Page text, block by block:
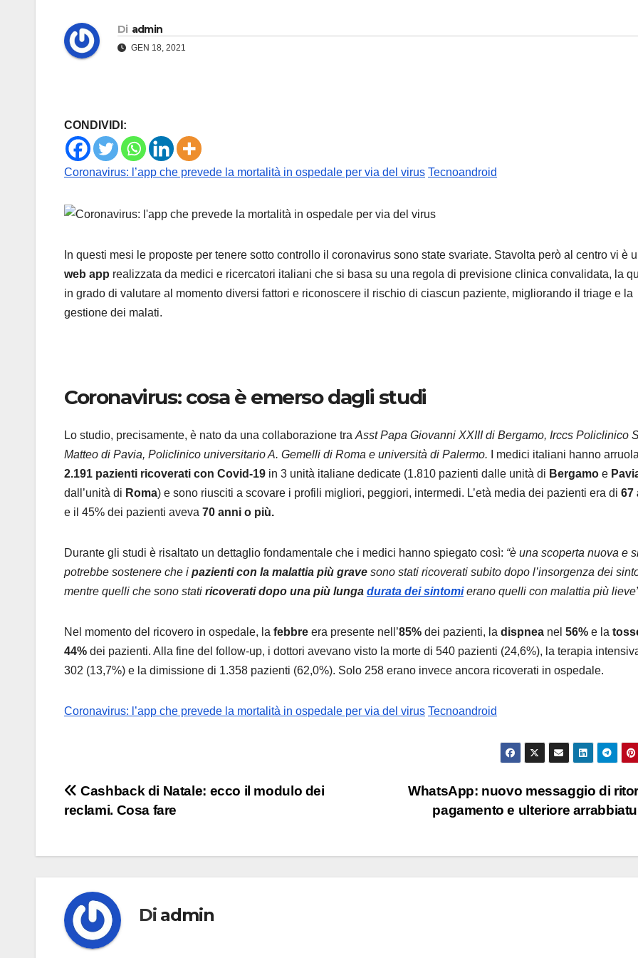
Di admin
GEN 18, 2021
CONDIVIDI:
Coronavirus: l’app che prevede la mortalità in ospedale per via del virus Tecnoandroid
In questi mesi le proposte per tenere sotto controllo il coronavirus sono state svariate. Stavolta però al centro vi è
web app realizzata da medici e ricercatori italiani che si basa su una regola di previsione clinica convalidata, la
in grado di valutare al momento diversi fattori e riconoscere il rischio di ciascun paziente, migliorando il triage e la
gestione dei malati.
Coronavirus: cosa è emerso dagli studi
Lo studio, precisamente, è nato da una collaborazione tra Asst Papa Giovanni XXIII di Bergamo, Irccs Policlinico
Matteo di Pavia, Policlinico universitario A. Gemelli di Roma e università di Palermo. I medici italiani hanno
2.191 pazienti ricoverati con Covid-19 in 3 unità italiane dedicate (1.810 pazienti dalle unità di Bergamo e
dall’unità di Roma) e sono riusciti a scovare i profili migliori, peggiori, intermedi. L’età media dei pazienti era di 67
e il 45% dei pazienti aveva 70 anni o più.
Durante gli studi è risaltato un dettaglio fondamentale che i medici hanno spiegato così: “è una scoperta nuova e
potrebbe sostenere che i pazienti con la malattia più grave sono stati ricoverati subito dopo l’insorgenza dei
mentre quelli che sono stati ricoverati dopo una più lunga durata dei sintomierano quelli con malattia più
Nel momento del ricovero in ospedale, la febbre era presente nell’85% dei pazienti, la dispnea nel 56% e la
44% dei pazienti. Alla fine del follow-up, i dottori avevano visto la morte di 540 pazienti (24,6%), la terapia
302 (13,7%) e la dimissione di 1.358 pazienti (62,0%). Solo 258 erano invece ancora ricoverati in ospedale.
Coronavirus: l’app che prevede la mortalità in ospedale per via del virus Tecnoandroid
Navigazione
WhatsApp: nuovo messaggio di
pagamento e ulteriore
Cashback di Natale: ecco il modulo dei
reclami. Cosa fare
Di admin
I
la
Home